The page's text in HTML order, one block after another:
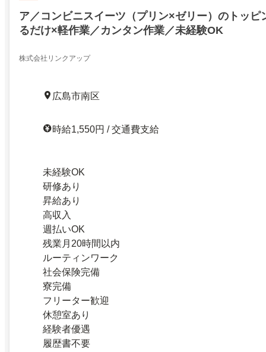
ア／コンビニスイーツ（プリン×ゼリー）のトッピ
るだけ×軽作業／カンタン作業／未経験OK
株式会社リンクアップ
広島市南区
時給1,550円 / 交通費支給
未経験OK
研修あり
昇給あり
高収入
週払いOK
残業月20時間以内
ルーティンワーク
社会保険完備
寮完備
フリーター歓迎
休憩室あり
経験者優遇
履歴書不要